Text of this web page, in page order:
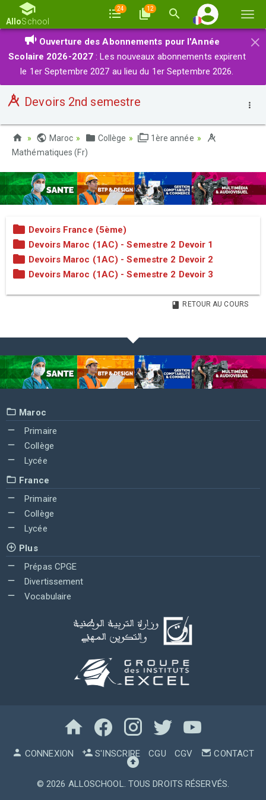
la
AlloSchool
24 12
×
Ouverture des Abonnements pour l'Année
Scolaire 2026-2027 : Les nouveaux abonnements expirent
le 1er Septembre 2027 au lieu du 1er Septembre 2026.
Devoirs 2nd semestre
Maroc Collège
1ère année
Mathématiques (Fr)
Devoirs France (5ème)
Devoirs Maroc (1AC) - Semestre 2 Devoir 1
Devoirs Maroc (1AC) - Semestre 2 Devoir 2
Devoirs Maroc (1AC) - Semestre 2 Devoir 3
RETOUR AU COURS
Maroc
Primaire
Collège
Lycée
France
Primaire
Collège
Lycée
Plus
Prépas CPGE
Divertissement
Vocabulaire
CONNEXION S'INSCRIRE CGU CGV CONTACT
© 2026 ALLOSCHOOL. TOUS DROITS RÉSERVÉS.